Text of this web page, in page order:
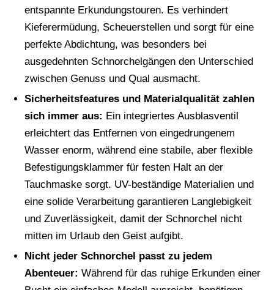
entspannte Erkundungstouren. Es verhindert
Kieferermüdung, Scheuerstellen und sorgt für eine
perfekte Abdichtung, was besonders bei
ausgedehnten Schnorchelgängen den Unterschied
zwischen Genuss und Qual ausmacht.
Sicherheitsfeatures und Materialqualität zahlen
sich immer aus: Ein integriertes Ausblasventil
erleichtert das Entfernen von eingedrungenem
Wasser enorm, während eine stabile, aber flexible
Befestigungsklammer für festen Halt an der
Tauchmaske sorgt. UV-beständige Materialien und
eine solide Verarbeitung garantieren Langlebigkeit
und Zuverlässigkeit, damit der Schnorchel nicht
mitten im Urlaub den Geist aufgibt.
Nicht jeder Schnorchel passt zu jedem
Abenteuer: Während für das ruhige Erkunden einer